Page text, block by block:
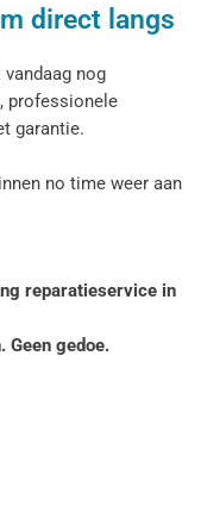
direct langs
nog
professionele
garantie.
no time weer aan
reparatieservice in
Geen gedoe.